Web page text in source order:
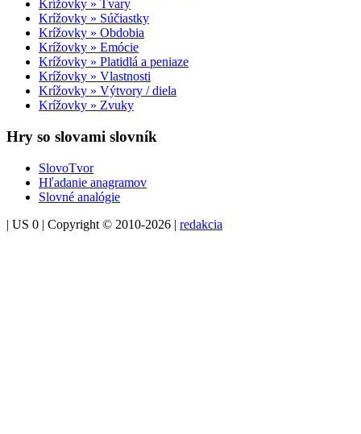
Krížovky » Tvary
Krížovky » Súčiastky
Krížovky » Obdobia
Krížovky » Emócie
Krížovky » Platidlá a peniaze
Krížovky » Vlastnosti
Krížovky » Výtvory / diela
Krížovky » Zvuky
Hry so slovami slovník
SlovoTvor
Hľadanie anagramov
Slovné analógie
| US 0 | Copyright © 2010-2026 | redakcia